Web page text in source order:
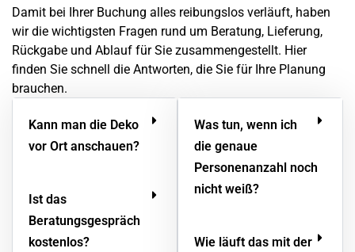
Damit bei Ihrer Buchung alles reibungslos verläuft, haben
wir die wichtigsten Fragen rund um Beratung, Lieferung,
Rückgabe und Ablauf für Sie zusammengestellt. Hier
finden Sie schnell die Antworten, die Sie für Ihre Planung
brauchen.
Kann man die Deko
vor Ort anschauen?
Ist das
Beratungsgespräch
kostenlos?
Was tun, wenn ich
die genaue
Personenanzahl noch
nicht weiß?
Wie läuft das mit der